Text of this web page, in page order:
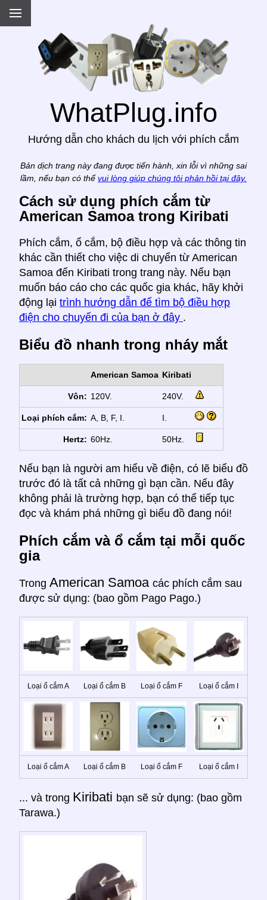
WhatPlug.info
Hướng dẫn cho khách du lịch với phích cắm
Bản dịch trang này đang được tiến hành, xin lỗi vì những sai
lầm, nếu bạn có thể vui lòng giúp chúng tôi phản hồi tại đây.
Cách sử dụng phích cắm từ
American Samoa trong Kiribati
Phích cắm, ổ cắm, bộ điều hợp và các thông tin
khác cần thiết cho việc di chuyển từ American
Samoa đến Kiribati trong trang này. Nếu bạn
muốn báo cáo cho các quốc gia khác, hãy khởi
động lại trình hướng dẫn để tìm bộ điều hợp
điện cho chuyến đi của bạn ở đây .
Biểu đồ nhanh trong nháy mắt
American Samoa Kiribati
Vôn: 120V. 240V.
Loại phích cắm: A, B, F, I. I.
Hertz: 60Hz. 50Hz.
Nếu bạn là người am hiểu về điện, có lẽ biểu đồ
trước đó là tất cả những gì bạn cần. Nếu đây
không phải là trường hợp, bạn có thể tiếp tục
đọc và khám phá những gì biểu đồ đang nói!
Phích cắm và ổ cắm tại mỗi quốc
gia
Trong American Samoa các phích cắm sau
được sử dụng: (bao gồm Pago Pago.)
Loại ổ cắm A Loại ổ cắm B Loại ổ cắm F Loại ổ cắm I
Loại ổ cắm A Loại ổ cắm B Loại ổ cắm F Loại ổ cắm I
... và trong Kiribati bạn sẽ sử dụng: (bao gồm
Tarawa.)